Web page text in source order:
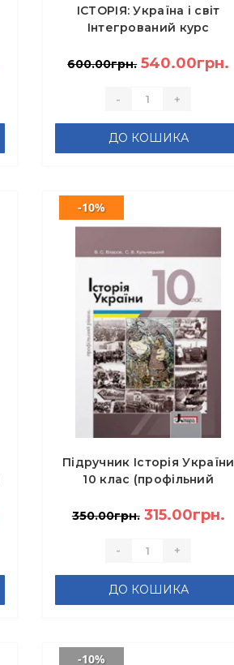
ІСТОРІЯ: Україна і світ
Інтегрований курс
стандарту - Гісем О.В.
600.00грн. 540.00грн.
- +
ДО КОШИКА
Підручник Історія України
10 клас (профільний
-10%
350.00грн. 315.00грн.
- +
ДО КОШИКА
-10%